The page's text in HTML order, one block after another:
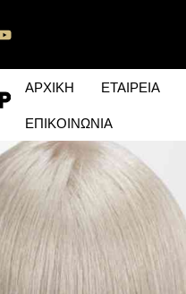
ΑΡΧΙΚΗ ΕΤΑΙΡΕΙΑ
ΕΠΙΚΟΙΝΩΝΙΑ